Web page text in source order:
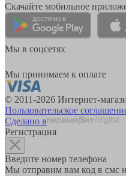
Скачайте мобильное
Мы в соцсетях
Мы принимаем к оплате
© 2011-2026 Интернет-
Пользовательское
Сделано в
Регистрация
Введите номер телефона
Мы отправим вам код в смс